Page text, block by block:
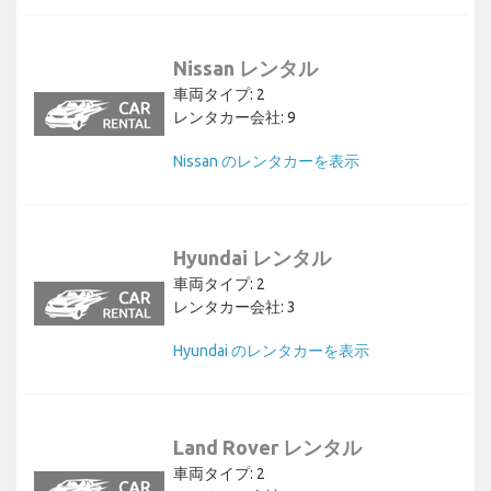
Nissan レンタル
車両タイプ: 2
レンタカー会社: 9
Nissan のレンタカーを表示
Hyundai レンタル
車両タイプ: 2
レンタカー会社: 3
Hyundai のレンタカーを表示
Land Rover レンタル
車両タイプ: 2